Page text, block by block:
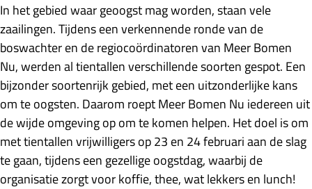
In het gebied waar geoogst mag worden, staan vele
zaailingen. Tijdens een verkennende ronde van de
boswachter en de regiocoördinatoren van Meer Bomen
Nu, werden al tientallen verschillende soorten gespot. Een
bijzonder soortenrijk gebied, met een uitzonderlijke kans
om te oogsten. Daarom roept Meer Bomen Nu iedereen uit
de wijde omgeving op om te komen helpen. Het doel is om
met tientallen vrijwilligers op 23 en 24 februari aan de slag
te gaan, tijdens een gezellige oogstdag, waarbij de
organisatie zorgt voor koffie, thee, wat lekkers en lunch!